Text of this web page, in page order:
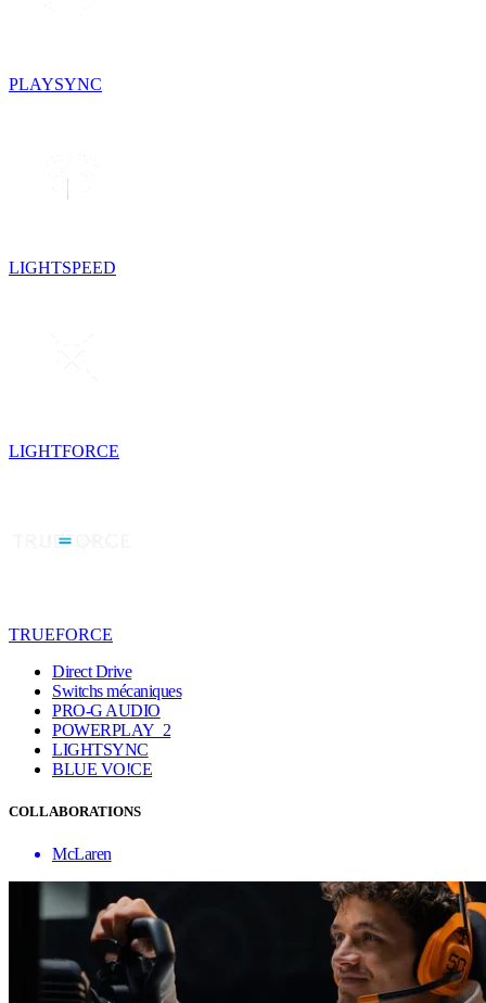
PLAYSYNC
LIGHTSPEED
LIGHTFORCE
TRUEFORCE
Direct Drive
Switchs mécaniques
PRO-G AUDIO
POWERPLAY 2
LIGHTSYNC
BLUE VO!CE
COLLABORATIONS
McLaren